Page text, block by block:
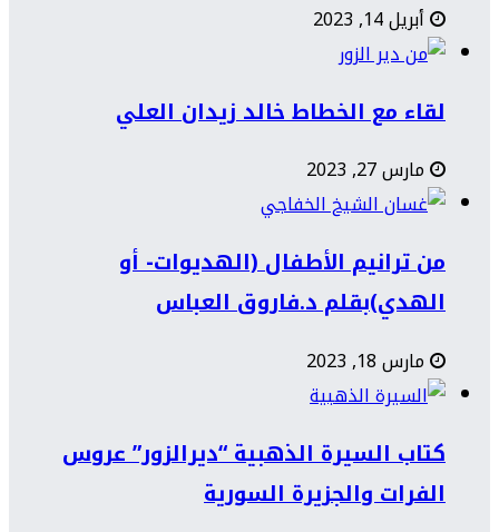
أبريل 14, 2023
لقاء مع الخطاط خالد زيدان العلي
مارس 27, 2023
من ترانيم الأطفال (الهديوات- أو
الهدي)بقلم د.فاروق العباس
مارس 18, 2023
كتاب السيرة الذهبية “ديرالزور” عروس
الفرات والجزيرة السورية